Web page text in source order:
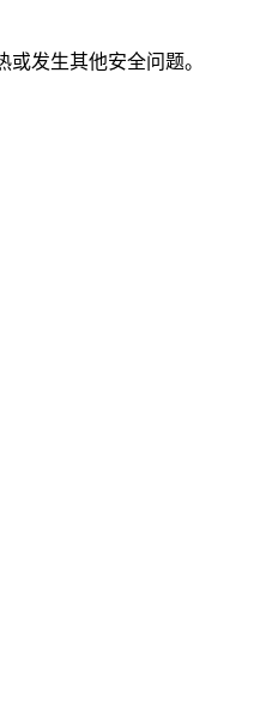
发生其他安全问题。